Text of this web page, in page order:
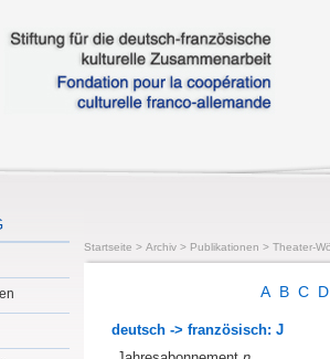
Startseite > Archiv > Publikationen > Theater-
A B C
deutsch -> französisch: J